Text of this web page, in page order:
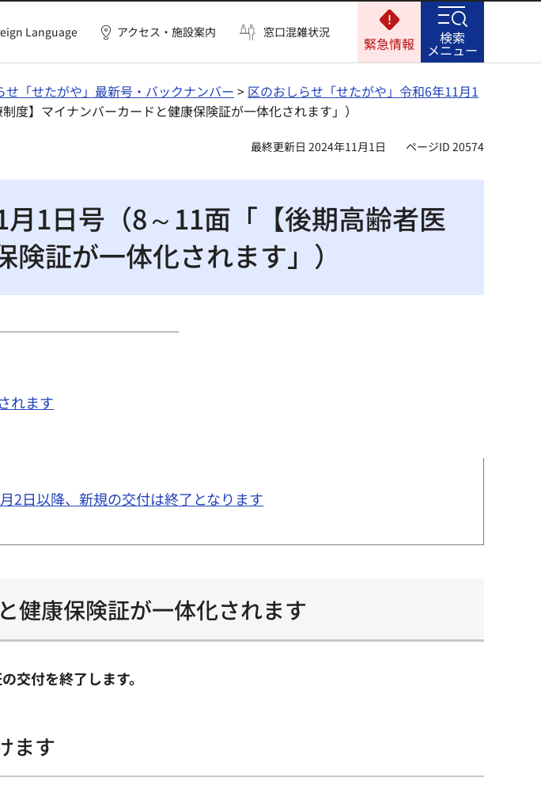
Language アクセス・施設案内 窓口混雑状況
緊急情報 検索
メニュー
せ「せたがや」最新号・バックナンバー > 区のおしらせ「せたがや」令和6年11月1
】マイナンバーカードと健康保険証が一体化されます」）
最終更新日 2024年11月1日 ページID 20574
1日号（8～11面「【後期高齢者医
証が一体化されます」）
れます
2日以降、新規の交付は終了となります
健康保険証が一体化されます
交付を終了します。
ます